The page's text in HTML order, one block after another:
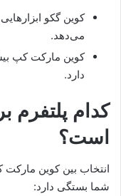
می‌دهد.
کوین مارکت کپ
دارد.
کدام پلتفرم
است؟
انتخاب بین کوین
شما بستگی دارد: